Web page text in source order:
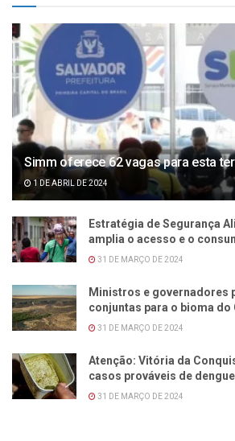
Simm oferece 62 vagas para esta
1 DE ABRIL DE 2024
Estratégia de Segurança
amplia o acesso e o
31 DE MARÇO DE 2024
Ministros e governadores
conjuntas para o bioma do
31 DE MARÇO DE 2024
Atenção: Vitória da
casos prováveis de
31 DE MARÇO DE 2024